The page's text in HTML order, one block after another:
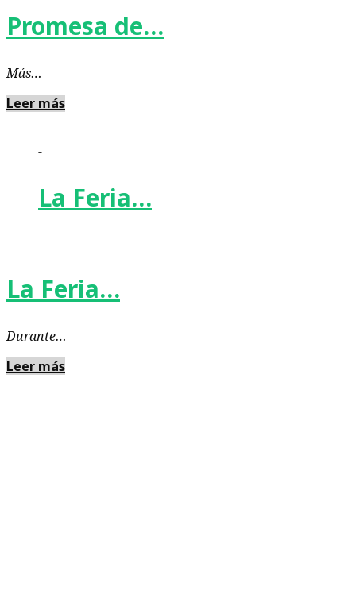
Promesa de…
Más…
Leer más
-
La Feria…
La Feria…
Durante…
Leer más